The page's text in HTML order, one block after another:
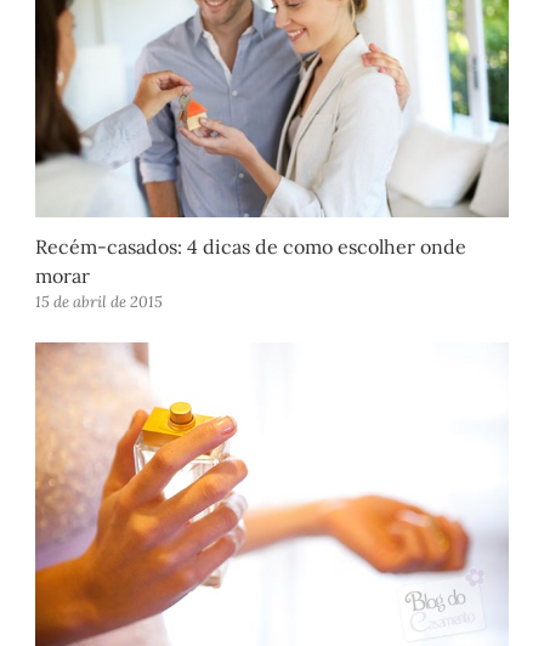
Recém-casados: 4 dicas de como escolher onde
morar
15 de abril de 2015